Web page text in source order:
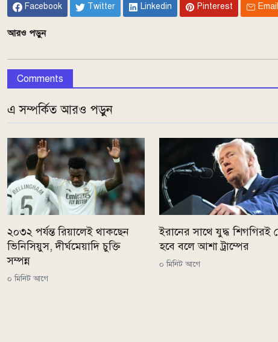
Facebook Twitter Linkedin Pinterest Email
আরও পড়ুন
Comments
এ সম্পর্কিত আরও পড়ুন
২০৩২ পর্যন্ত রিয়ালেই থাকছেন
ভিনিসিয়ুস, দীর্ঘমেয়াদি চুক্তি
সম্পন্ন
০ মিনিট আগে
ইরানের সাথে যুদ্ধ শিগগিরই
হবে বলে আশা ট্রাম্পের
০ মিনিট আগে